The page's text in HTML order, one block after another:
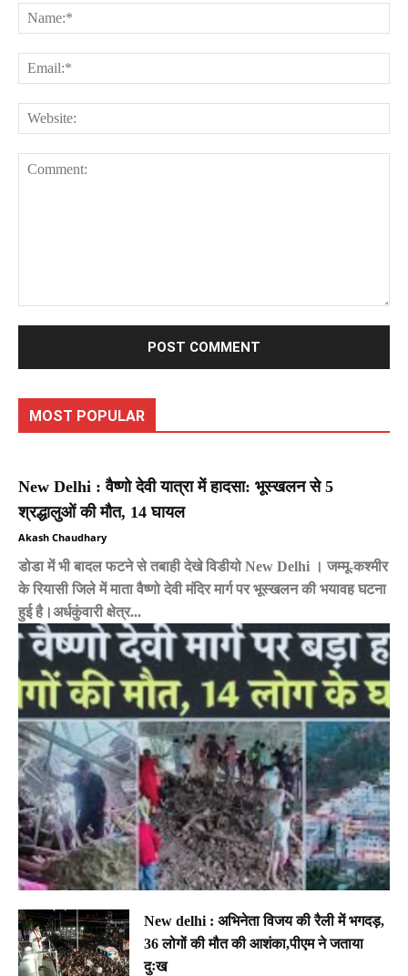
MOST POPULAR
New Delhi : वैष्णो देवी यात्रा में हादसा: भूस्खलन से 5
श्रद्धालुओं की मौत, 14 घायल
Akash Chaudhary
डोडा में भी बादल फटने से तबाही देखे विडीयो New Delhi । जम्मू-कश्मीर
के रियासी जिले में माता वैष्णो देवी मंदिर मार्ग पर भूस्खलन की भयावह घटना
हुई है।अर्धकुंवारी क्षेत्र...
New delhi : अभिनेता विजय की रैली में भगदड़,
36 लोगों की मौत की आशंका,पीएम ने जताया
दुःख